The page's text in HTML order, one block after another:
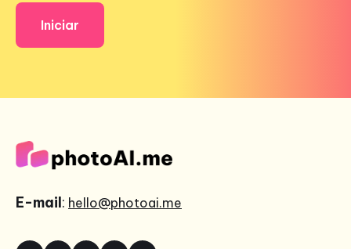
Iniciar
E-mail: hello@photoai.me